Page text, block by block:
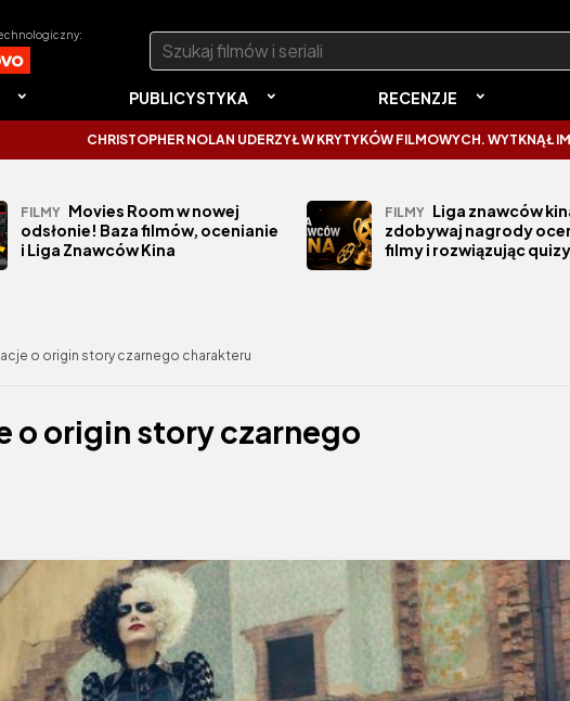
Szukaj:
PUBLICYSTYKA RECENZJE
CHRISTOPHER NOLAN UDERZYŁ W KRYTYKÓW FILMOWYCH. WYTKNĄŁ IM
FILMY Movies Room w nowej
odsłonie! Baza filmów, ocenianie
i Liga Znawców Kina
FILMY Liga znawców
zdobywaj nagrody
filmy i rozwiązując quizy
o origin story czarnego charakteru
o origin story czarnego